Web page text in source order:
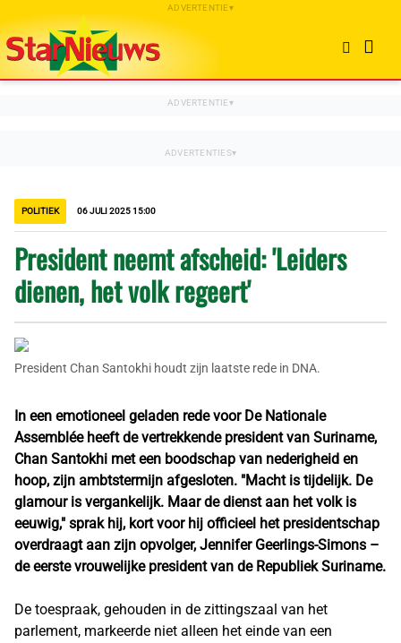
POLITIEK 06 JULI 2025 15:00
President neemt afscheid: 'Leiders
dienen, het volk regeert'
President Chan Santokhi houdt zijn laatste rede in DNA.
In een emotioneel geladen rede voor De Nationale
Assemblée heeft de vertrekkende president van Suriname,
Chan Santokhi met een boodschap van nederigheid en
hoop, zijn ambtstermijn afgesloten. "Macht is tijdelijk. De
glamour is vergankelijk. Maar de dienst aan het volk is
eeuwig," sprak hij, kort voor hij officieel het presidentschap
overdraagt aan zijn opvolger, Jennifer Geerlings-Simons –
de eerste vrouwelijke president van de Republiek Suriname.
De toespraak, gehouden in de zittingszaal van het
parlement, markeerde niet alleen het einde van een